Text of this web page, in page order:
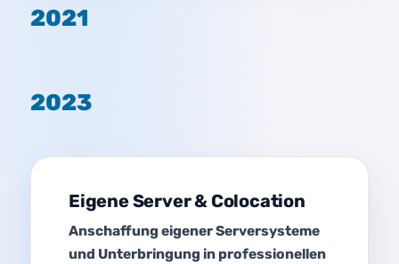
2021
2023
Eigene Server & Colocation
Anschaffung eigener Serversysteme
und Unterbringung in professionellen